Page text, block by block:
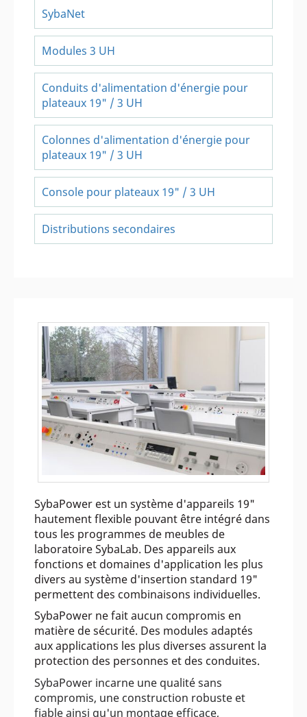
SybaNet
Modules 3 UH
Conduits d'alimentation d'énergie pour
plateaux 19" / 3 UH
Colonnes d'alimentation d'énergie pour
plateaux 19" / 3 UH
Console pour plateaux 19" / 3 UH
Distributions secondaires
SybaPower est un système d'appareils 19"
hautement flexible pouvant être intégré dans
tous les programmes de meubles de
laboratoire SybaLab. Des appareils aux
fonctions et domaines d'application les plus
divers au système d'insertion standard 19"
permettent des combinaisons individuelles.
SybaPower ne fait aucun compromis en
matière de sécurité. Des modules adaptés
aux applications les plus diverses assurent la
protection des personnes et des conduites.
SybaPower incarne une qualité sans
compromis, une construction robuste et
fiable ainsi qu'un montage efficace,